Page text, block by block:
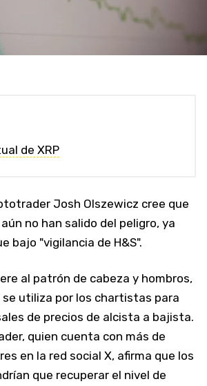
de XRP
Josh Olszewicz cree que
no han salido del peligro, ya
bajo "vigilancia de H&S".
al patrón de cabeza y hombros,
utiliza por los chartistas para
de precios de alcista a bajista.
quien cuenta con más de
en la red social X, afirma que los
que recuperar el nivel de